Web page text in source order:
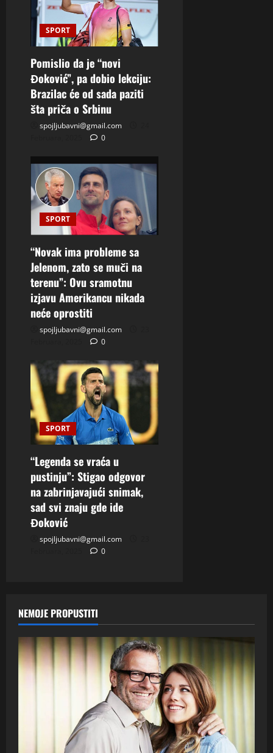
SPORT
Pomislio da je “novi
Đoković”, pa dobio lekciju:
Brazilac će od sada paziti
šta priča o Srbinu
spojljubavni@gmail.com
0
SPORT
“Novak ima probleme sa
Jelenom, zato se muči na
terenu”: Ovu sramotnu
izjavu Amerikancu nikada
neće oprostiti
spojljubavni@gmail.com
0
SPORT
“Legenda se vraća u
pustinju”: Stigao odgovor
na zabrinjavajući snimak,
sad svi znaju gde ide
Đoković
spojljubavni@gmail.com
0
NEMOJE PROPUSTITI